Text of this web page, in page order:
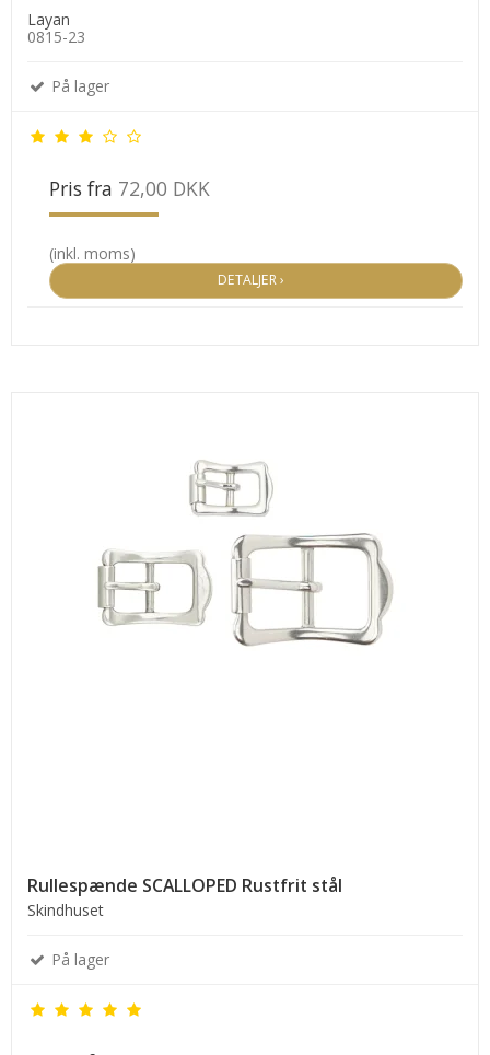
Layan
0815-23
På lager
Pris fra 72,00 DKK
(inkl. moms)
DETALJER ›
Rullespænde SCALLOPED Rustfrit stål
Skindhuset
På lager